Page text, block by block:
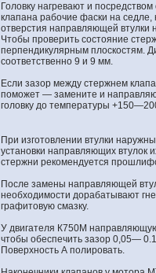
Головку нагревают и
клапана рабочие фаски на
отверстия направляющей
Чтобы проверить состояние
перпендикулярным плоскостям.
соответственно 9 и 9 мм.
Если зазор между стержнем
поможет — замените и
головку до температуры
При изготовлении втулки
установки направляющих втулок
стержни рекомендуется
После замены направляющей
необходимости дорабатывают
графитовую смазку.
У двигателя К750М
чтобы обеспечить зазор 0,05—
Поверхность А полировать.